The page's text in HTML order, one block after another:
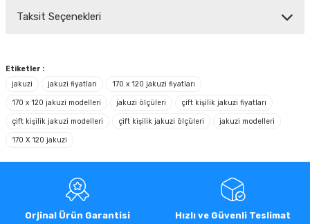
Taksit Seçenekleri
Etiketler :
jakuzi
jakuzi fiyatları 170 x 120 jakuzi fiyatları
170 x 120 jakuzi modelleri jakuzi ölçüleri çift kişilik jakuzi fiyatları
çift kişilik jakuzi modelleri çift kişilik jakuzi ölçüleri jakuzi modelleri
170 X 120 jakuzi
Orjinal Ürün Garantisi Hızlı ve Güvenli Teslimat